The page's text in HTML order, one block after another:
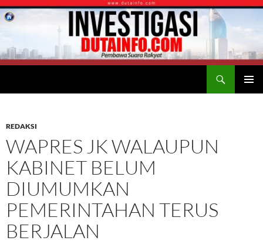
REDAKSI
WAPRES JK WALAUPUN
KABINET BELUM
DIUMUMKAN
PEMERINTAHAN TERUS
BERJALAN